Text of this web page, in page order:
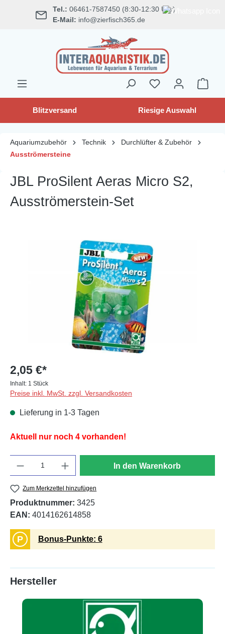
springen Tel.: 06461-7587450 (8:30-12:30 Uhr)
E-Mail: info@zierfisch365.de
Blitzversand Riesige Auswahl
Aquariumzubehör Technik
Durchlüfter & Zubehör
Ausströmersteine
JBL ProSilent Aeras Micro S2,
Ausströmerstein-Set
Bildergalerie überspringen
2,05 €*
Inhalt: 1 Stück
Preise inkl. MwSt. zzgl. Versandkosten
Lieferung in 1-3 Tagen
Aktuell nur noch 4 vorhanden!
In den Warenkorb
Zum Merkzettel hinzufügen
Produktnummer: 3425
EAN: 4014162614858
P Bonus-Punkte: 6
Hersteller